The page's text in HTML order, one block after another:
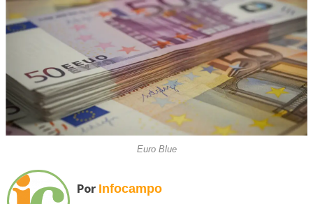
Euro Blue
Por Infocampo